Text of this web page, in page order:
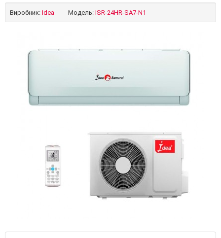
Виробник: Idea Модель: ISR-24HR-SA7-N1